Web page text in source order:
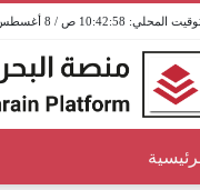
10:42:59 ص / 8 أغسطس 2026